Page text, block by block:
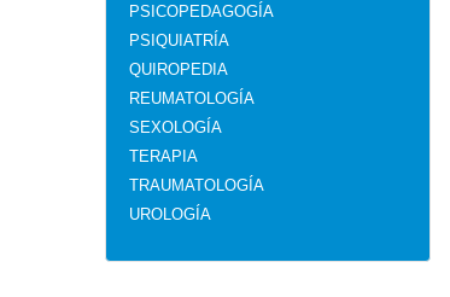
PSICOPEDAGOGÍA
PSIQUIATRÍA
QUIROPEDIA
REUMATOLOGÍA
SEXOLOGÍA
TERAPIA
TRAUMATOLOGÍA
UROLOGÍA